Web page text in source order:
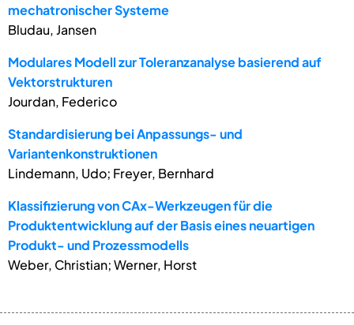
mechatronischer Systeme
Bludau, Jansen
Modulares Modell zur Toleranzanalyse basierend auf
Vektorstrukturen
Jourdan, Federico
Standardisierung bei Anpassungs- und
Variantenkonstruktionen
Lindemann, Udo; Freyer, Bernhard
Klassifizierung von CAx-Werkzeugen für die
Produktentwicklung auf der Basis eines neuartigen
Produkt- und Prozessmodells
Weber, Christian; Werner, Horst